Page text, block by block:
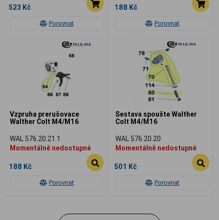
Porovnat
523 Kč
Porovnat
188 Kč
Porovnat
Vzpruha prerušovace
Walther Colt M4/M16
WAL 576.20.21.1
Momentálně nedostupné
188 Kč
Porovnat
Sestava spoušte Walther
Colt M4/M16
WAL 576.20.20
Momentálně nedostupné
501 Kč